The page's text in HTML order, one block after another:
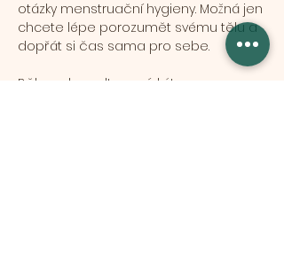
otázky menstruační hygieny. Možná jen
chcete lépe porozumět svému tělu a
dopřát si čas sama pro sebe.
Během konzultace získáte: